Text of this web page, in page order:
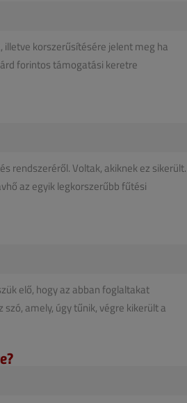
korszerűsítésére jelent meg ha
forintos támogatási keretre
rendszeréről. Voltak, akiknek ez sikerült.
az egyik legkorszerűbb fűtési
elő, hogy az abban foglaltakat
amely, úgy tűnik, végre kikerült a